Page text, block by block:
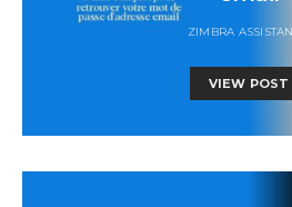
ZIMBRA
VIEW POST